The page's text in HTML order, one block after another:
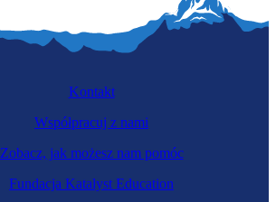
Kontakt
Współpracuj z nami
Zobacz, jak możesz nam pomóc
Fundacja Katalyst Education